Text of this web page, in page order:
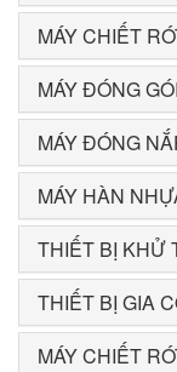
MÁY CHIẾT
MÁY ĐÓNG
MÁY ĐÓNG
MÁY HÀN
THIẾT BỊ KHỬ
THIẾT BỊ GIA
MÁY CHIẾT